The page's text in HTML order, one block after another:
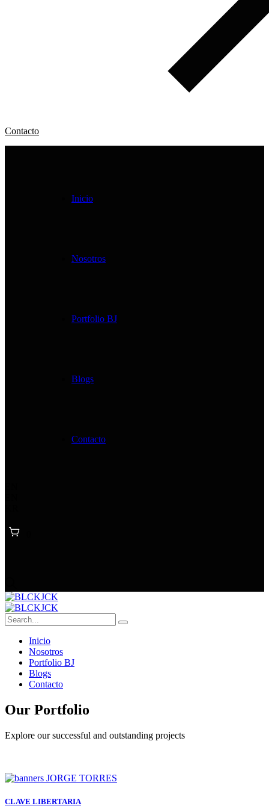
Contacto
Inicio
Nosotros
Portfolio BJ
Blogs
Contacto
Inicio
Nosotros
Portfolio BJ
Blogs
Contacto
Our Portfolio
Explore our successful and outstanding projects
CLAVE LIBERTARIA